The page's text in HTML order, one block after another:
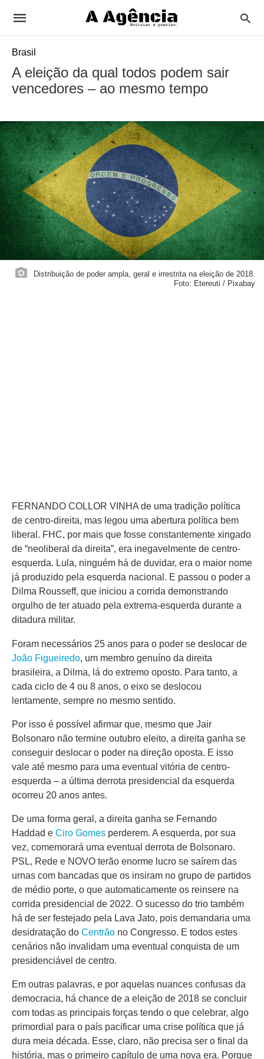
Brasil
A eleição da qual todos podem sair
vencedores – ao mesmo tempo
Distribuição de poder ampla, geral e irrestrita na eleição de 2018.
Foto: Etereuti / Pixabay
FERNANDO COLLOR VINHA de uma tradição política
de centro-direita, mas legou uma abertura política bem
liberal. FHC, por mais que fosse constantemente xingado
de “neoliberal da direita”, era inegavelmente de centro-
esquerda. Lula, ninguém há de duvidar, era o maior nome
já produzido pela esquerda nacional. E passou o poder a
Dilma Rousseff, que iniciou a corrida demonstrando
orgulho de ter atuado pela extrema-esquerda durante a
ditadura militar.
Foram necessários 25 anos para o poder se deslocar de
João Figueiredo , um membro genuíno da direita
brasileira, a Dilma, lá do extremo oposto. Para tanto, a
cada ciclo de 4 ou 8 anos, o eixo se deslocou
lentamente, sempre no mesmo sentido.
Por isso é possível afirmar que, mesmo que Jair
Bolsonaro não termine outubro eleito, a direita ganha se
conseguir deslocar o poder na direção oposta. E isso
vale até mesmo para uma eventual vitória de centro-
esquerda – a última derrota presidencial da esquerda
ocorreu 20 anos antes.
De uma forma geral, a direita ganha se Fernando
Haddad e Ciro Gomes perderem. A esquerda, por sua
vez, comemorará uma eventual derrota de Bolsonaro.
PSL, Rede e NOVO terão enorme lucro se saírem das
urnas com bancadas que os insiram no grupo de partidos
de médio porte, o que automaticamente os reinsere na
corrida presidencial de 2022. O sucesso do trio também
há de ser festejado pela Lava Jato, pois demandaria uma
desidratação do Centrão no Congresso. E todos estes
cenários não invalidam uma eventual conquista de um
presidenciável de centro.
Em outras palavras, e por aquelas nuances confusas da
democracia, há chance de a eleição de 2018 se concluir
com todas as principais forças tendo o que celebrar, algo
primordial para o país pacificar uma crise política que já
dura meia década. Esse, claro, não precisa ser o final da
história, mas o primeiro capítulo de uma nova era. Porque